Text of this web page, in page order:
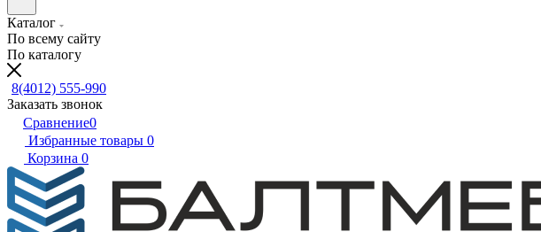
Каталог
По всему сайту
По каталогу
8(4012) 555-990
Заказать звонок
Сравнение0
Избранные товары 0
Корзина 0